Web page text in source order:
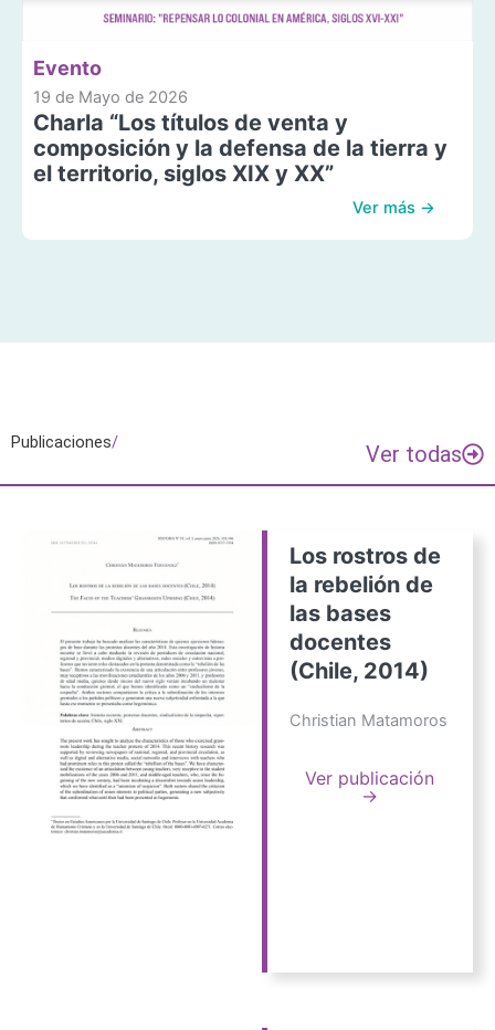
Evento
19 de Mayo de 2026
Charla “Los títulos de venta y
composición y la defensa de la tierra y
el territorio, siglos XIX y XX”
Ver más →
Publicaciones/ Ver todas
Los rostros de
la rebelión de
las bases
docentes
(Chile, 2014)
Christian Matamoros
Ver publicación
→